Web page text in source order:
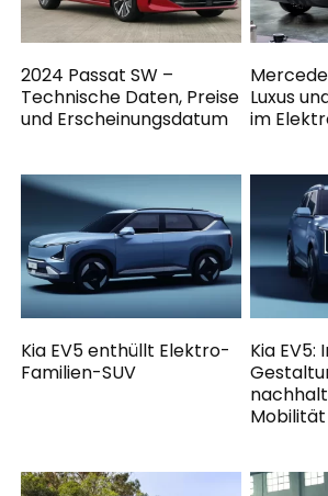
2024 Passat SW –
Technische Daten, Preise
und Erscheinungsdatum
Luxus
im
Kia EV5 enthüllt Elektro-
Familien-SUV
Kia EV5:
Mobilität